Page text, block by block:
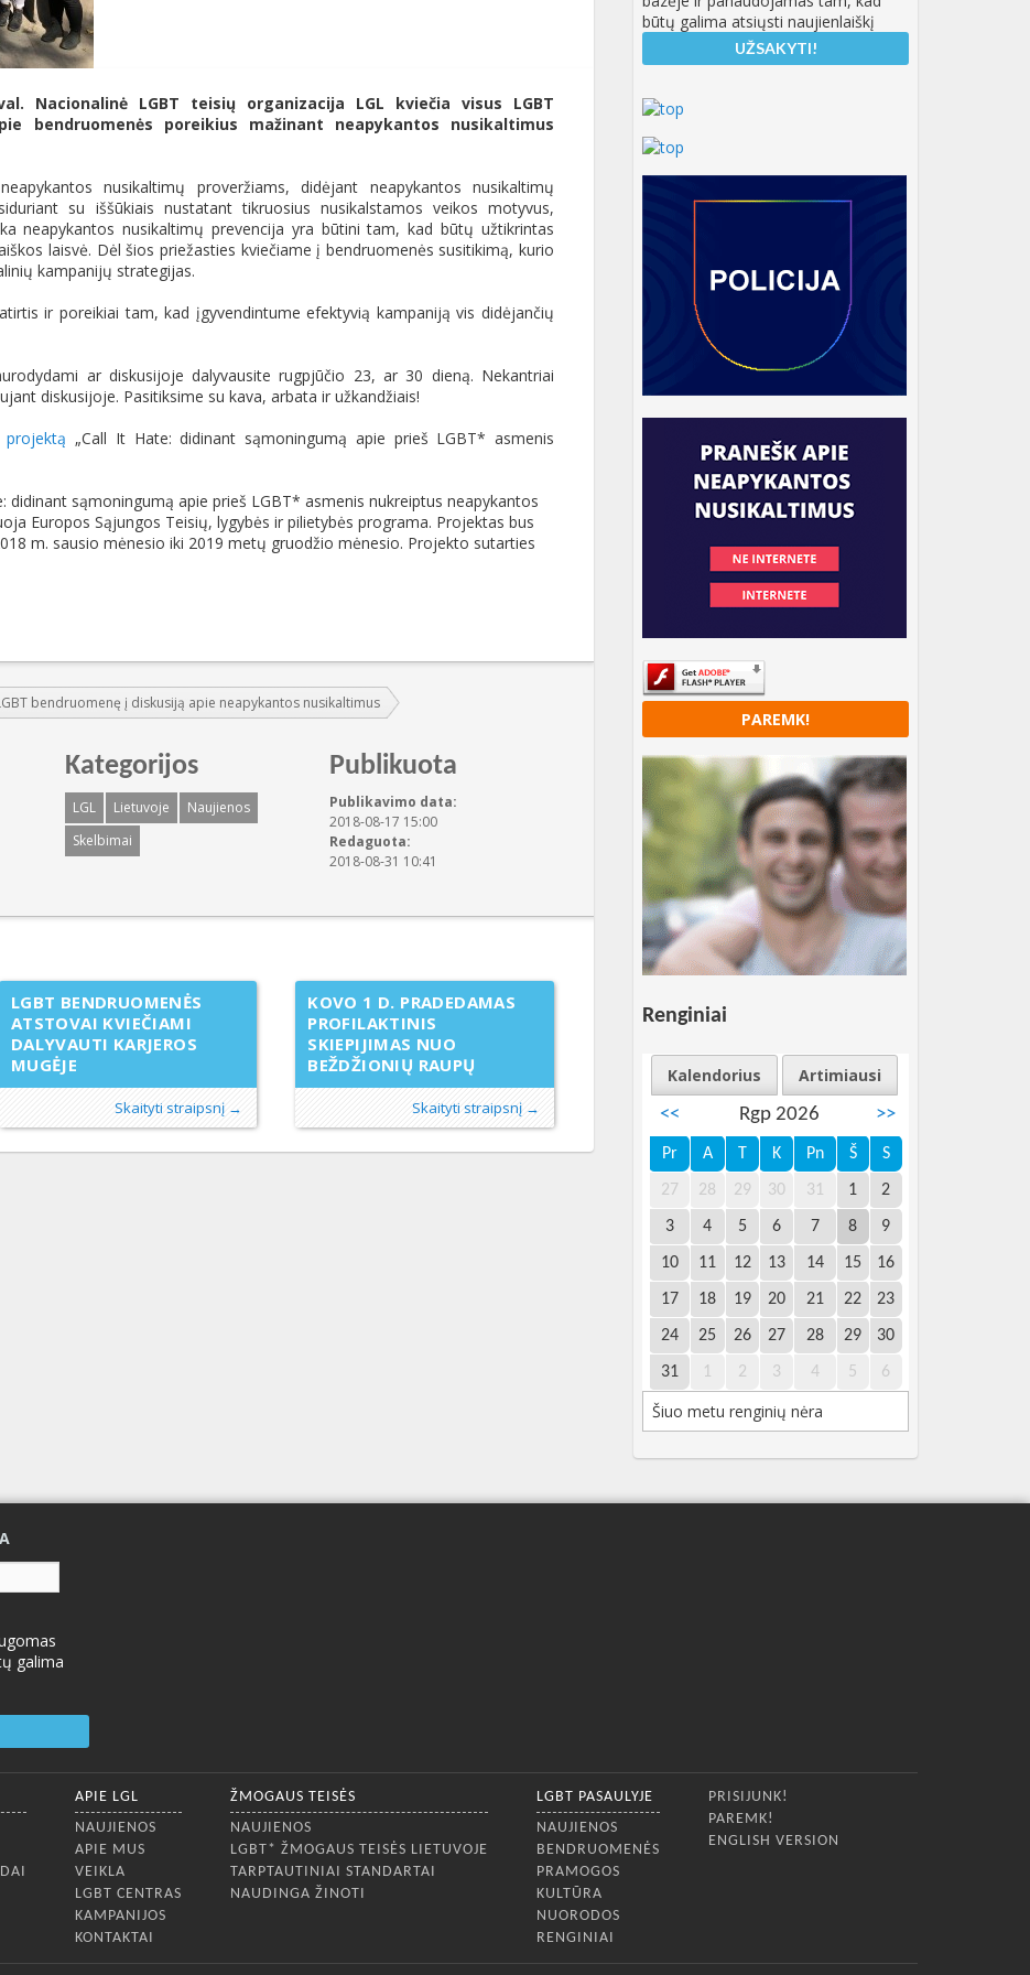
Nacionalinė LGBT teisių organizacija LGL kviečia visus LGBT
bendruomenės poreikius mažinant neapykantos nusikaltimus
nusikaltimų proveržiams, didėjant neapykantos nusikaltimų
su iššūkiais nustatant tikruosius nusikalstamos veikos motyvus,
neapykantos nusikaltimų prevencija yra būtini tam, kad būtų užtikrintas
laisvė. Dėl šios priežasties kviečiame į bendruomenės susitikimą, kurio
kampanijų strategijas.
ir poreikiai tam, kad įgyvendintume efektyvią kampaniją vis didėjančių
ar diskusijoje dalyvausite rugpjūčio 23, ar 30 dieną. Nekantriai
diskusijoje. Pasitiksime su kava, arbata ir užkandžiais!
projektą „Call It Hate: didinant sąmoningumą apie prieš LGBT* asmenis
didinant sąmoningumą apie prieš LGBT* asmenis nukreiptus neapykantos
Europos Sąjungos Teisių, lygybės ir pilietybės programa. Projektas bus
m. sausio mėnesio iki 2019 metų gruodžio mėnesio. Projekto sutarties
bendruomenę į diskusiją apie neapykantos nusikaltimus
Kategorijos
LGL Lietuvoje
Naujienos
Skelbimai
Publikuota
Publikavimo data:
2018-08-17 15:00
Redaguota:
2018-08-31 10:41
LGBT BENDRUOMENĖS
ATSTOVAI KVIEČIAMI
DALYVAUTI KARJEROS
MUGĖJE
Skaityti straipsnį →
KOVO 1 D. PRADEDAMAS
PROFILAKTINIS
SKIEPIJIMAS NUO
BEŽDŽIONIŲ RAUPŲ
Skaityti straipsnį →
būtų galima atsiųsti naujienlaiškį
PAREMK!
Renginiai
Kalendorius
Artimiausi
<<
Rgp 2026 >>
Pr A T K Pn Š S
27 28 29 30 31 1 2
3 4 5 6 7 8 9
10 11 12 13 14 15 16
17 18 19 20 21 22 23
24 25 26 27 28 29 30
31 1 2 3 4 5 6
Šiuo metu renginių nėra
galima
APIE LGL
NAUJIENOS
APIE MUS
VEIKLA
LGBT CENTRAS
KAMPANIJOS
KONTAKTAI
ŽMOGAUS TEISĖS
NAUJIENOS
LGBT* ŽMOGAUS TEISĖS LIETUVOJE
TARPTAUTINIAI STANDARTAI
NAUDINGA ŽINOTI
LGBT PASAULYJE
NAUJIENOS
BENDRUOMENĖS
PRAMOGOS
KULTŪRA
NUORODOS
RENGINIAI
PRISIJUNK!
PAREMK!
ENGLISH VERSION